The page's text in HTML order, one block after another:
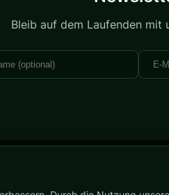
Bleib auf dem Laufenden mit